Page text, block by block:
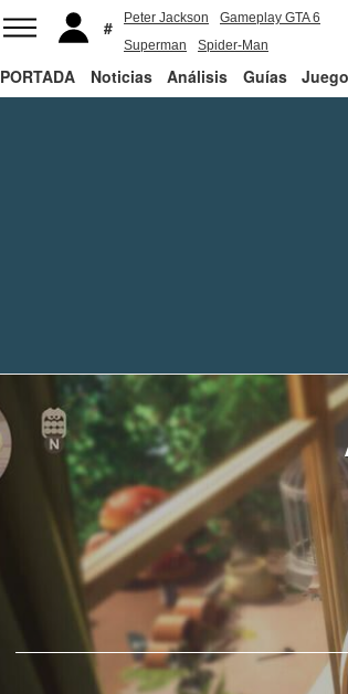
Peter Jackson
Gameplay GTA 6
Superman
Spider-Man
PORTADA Noticias Análisis Guías